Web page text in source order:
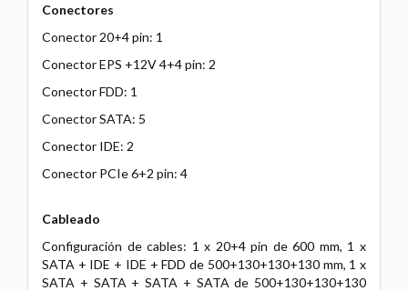
Conectores
Conector 20+4 pin: 1
Conector EPS +12V 4+4 pin: 2
Conector FDD: 1
Conector SATA: 5
Conector IDE: 2
Conector PCIe 6+2 pin: 4
Cableado
Configuración de cables: 1 x 20+4 pin de 600 mm, 1 x
SATA + IDE + IDE + FDD de 500+130+130+130 mm, 1 x
SATA + SATA + SATA + SATA de 500+130+130+130